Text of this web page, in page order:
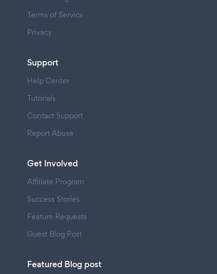
Terms of Service
Privacy
Support
Help Center
Tutorials
Contact Support
Report Abuse
Get Involved
Affiliate Program
Success Stories
Feature Requests
Guest Blog Post
Featured Blog post